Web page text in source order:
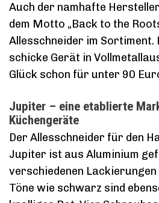
Auch der namhafte
dem Motto „Back to the
Allesschneider im Sortiment.
schicke Gerät in
Glück schon für unter 90
Jupiter – eine etablierte
Küchengeräte
Der Allesschneider für den
Jupiter ist aus Aluminium
verschiedenen
Töne wie schwarz sind